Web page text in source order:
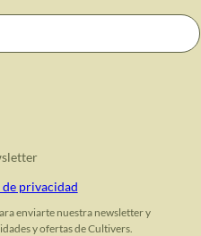
privacidad
enviarte nuestra newsletter y
y ofertas de Cultivers.